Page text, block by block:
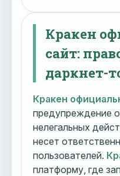
Кракен
сайт:
даркнет-
Кракен
предупреждение
нелегальных
несет
пользователей.
платформу, где